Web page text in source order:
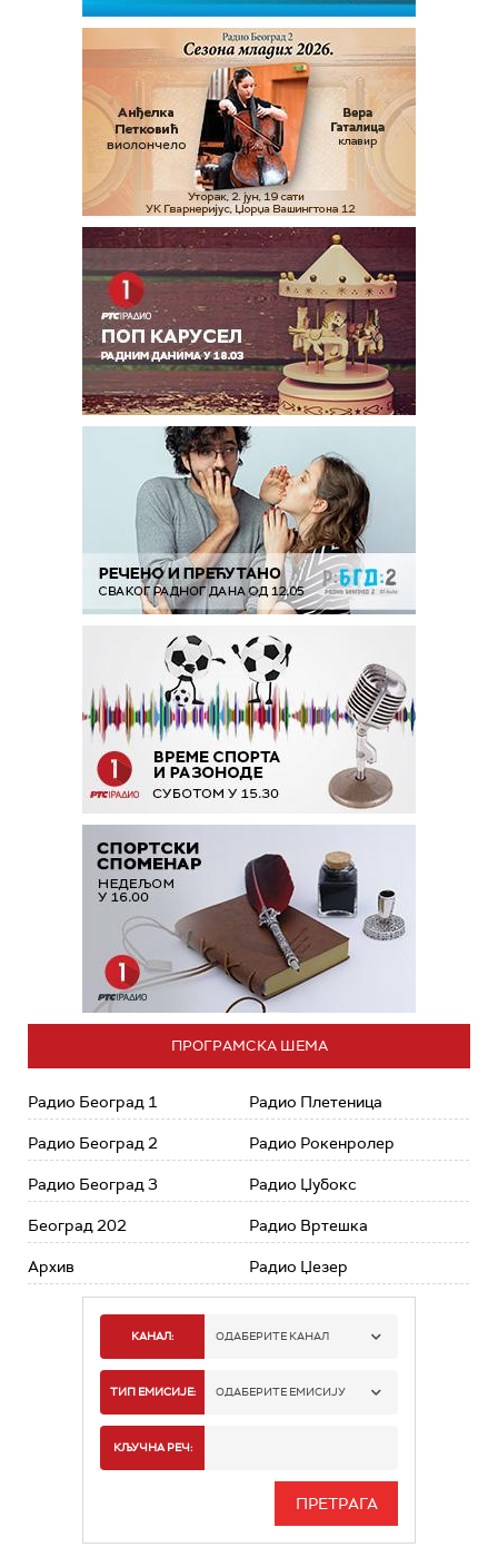
ПРОГРАМСКА ШЕМА
Радио Београд 1
Радио Београд 2
Радио Београд 3
Београд 202
Архив
Радио Плетеница
Радио Рокенролер
Радио Џубокс
Радио Вртешка
Радио Џезер
КАНАЛ: ОДАБЕРИТЕ КАНАЛ
РАДИО БЕОГРАД 1
РАДИО БЕОГРАД 3
ТИП ЕМИСИЈЕ: ОДАБЕРИТЕ ЕМИСИЈУ
ИНФО
КЉУЧНА РЕЧ: